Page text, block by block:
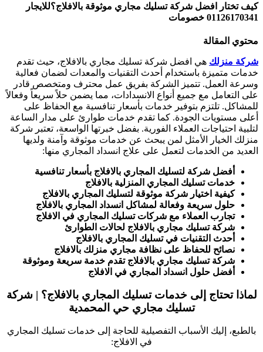
كيف تختار افضل شركة تسليك مجاري موثوقة بالافلاج؟للايجار
01126170341 خصومات
محتوي المقالة
شركة منزلك هي افضل شركة تسليك مجاري بالافلاج، حيث تقدم
خدمات متميزة باستخدام أحدث التقنيات والمعدات لضمان فعالية
وسرعة العمل. تتميز الشركة بفريق عمل محترف ومتخصص قادر
على التعامل مع جميع أنواع الانسدادات، مما يضمن حلاً سريعاً وفعالاً
للمشاكل. تلتزم بتوفير خدمات بأسعار تنافسية مع الحفاظ على
أعلى مستويات الجودة. كما تقدم خدمات طوارئ على مدار الساعة
لتلبية احتياجات العملاء الفورية. بفضل خبرتها الواسعة، تعتبر شركة
منزلك الخيار الأمثل لمن يبحث عن خدمات موثوقة وآمنة ولديها
العديد من الخدمات لتعمل على علاج انسداد المجاري منها:
أفضل شركة لتسليك المجاري بالافلاج بأسعار تنافسية
خدمات تسليك المجاري المنزلية بالافلاج
كيفية اختيار شركة موثوقة لتسليك المجاري بالافلاج
حلول سريعة وفعالة لمشاكل انسداد المجاري بالافلاج
تجارب العملاء مع شركات تسليك المجاري في الافلاج
شركة تسليك مجاري بالافلاج لحالات الطوارئ
أحدث التقنيات في تسليك المجاري بالافلاج
نصائح للحفاظ على نظافة مجاري منزلك بالافلاج
شركة تسليك مجاري بالافلاج تقدم خدمة سريعة وموثوقة
أفضل حلول انسداد المجاري في الافلاج
لماذا تحتاج إلى خدمات تسليك المجاري بالافلاج؟ | شركة
تسليك مجاري حي المحمدية
بالطبع، إليك الأسباب التفصيلية للحاجة إلى خدمات تسليك المجاري
في الافلاج: